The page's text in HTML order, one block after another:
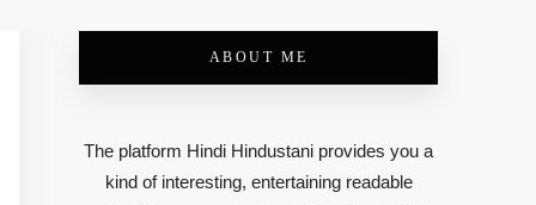
ABOUT ME
The platform Hindi Hindustani provides you a
kind of interesting, entertaining readable